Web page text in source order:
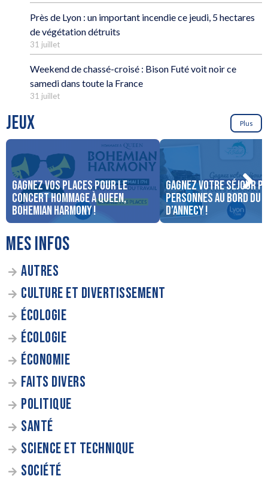
Près de Lyon : un important incendie ce jeudi, 5 hectares
de végétation détruits
31 juillet
Weekend de chassé-croisé : Bison Futé voit noir ce
samedi dans toute la France
31 juillet
JEUX Plus
Gagnez vos places pour le
concert Hommage à Queen,
Bohemian Harmony !
Gagnez votre séjour
personnes au bord du
d’Annecy !
MES INFOS
AUTRES
CULTURE ET DIVERTISSEMENT
ÉCOLOGIE
ÉCOLOGIE
ÉCONOMIE
FAITS DIVERS
POLITIQUE
SANTÉ
SCIENCE ET TECHNIQUE
SOCIÉTÉ